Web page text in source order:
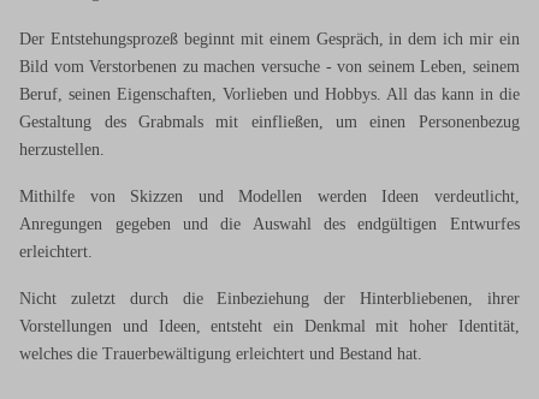
Der Entstehungsprozeß beginnt mit einem Gespräch, in dem ich mir ein
Bild vom Verstorbenen zu machen versuche - von seinem Leben, seinem
Beruf, seinen Eigenschaften, Vorlieben und Hobbys. All das kann in die
Gestaltung des Grabmals mit einfließen, um einen Personenbezug
herzustellen.
Mithilfe von Skizzen und Modellen werden Ideen verdeutlicht,
Anregungen gegeben und die Auswahl des endgültigen Entwurfes
erleichtert.
Nicht zuletzt durch die Einbeziehung der Hinterbliebenen, ihrer
Vorstellungen und Ideen, entsteht ein Denkmal mit hoher Identität,
welches die Trauerbewältigung erleichtert und Bestand hat.